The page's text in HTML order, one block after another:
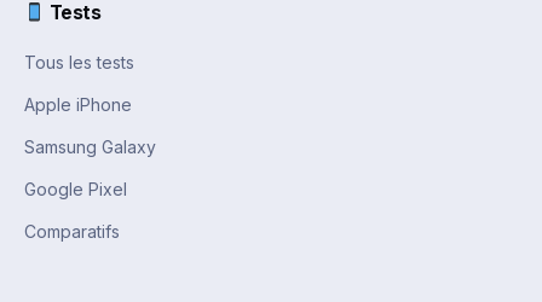
Tests
Tous les tests
Apple iPhone
Samsung Galaxy
Google Pixel
Comparatifs